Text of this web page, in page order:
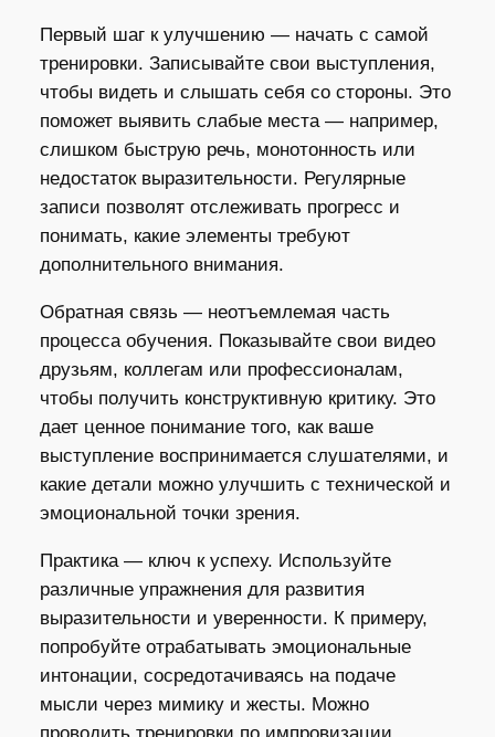
Первый шаг к улучшению — начать с самой
тренировки. Записывайте свои выступления,
чтобы видеть и слышать себя со стороны. Это
поможет выявить слабые места — например,
слишком быструю речь, монотонность или
недостаток выразительности. Регулярные
записи позволят отслеживать прогресс и
понимать, какие элементы требуют
дополнительного внимания.
Обратная связь — неотъемлемая часть
процесса обучения. Показывайте свои видео
друзьям, коллегам или профессионалам,
чтобы получить конструктивную критику. Это
дает ценное понимание того, как ваше
выступление воспринимается слушателями, и
какие детали можно улучшить с технической и
эмоциональной точки зрения.
Практика — ключ к успеху. Используйте
различные упражнения для развития
выразительности и уверенности. К примеру,
попробуйте отрабатывать эмоциональные
интонации, сосредотачиваясь на подаче
мысли через мимику и жесты. Можно
проводить тренировки по импровизации,